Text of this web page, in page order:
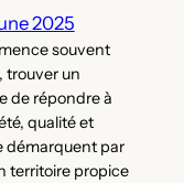
2025
souvent
trouver un
de répondre à
qualité et
démarquent par
territoire propice